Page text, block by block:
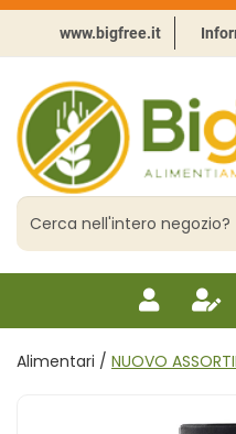
Passa
contenuto
principale
www.bigfree.it
BigFree
-
Punto
celiachia
Cerca
Prodotto
Alimentari / NUOVO